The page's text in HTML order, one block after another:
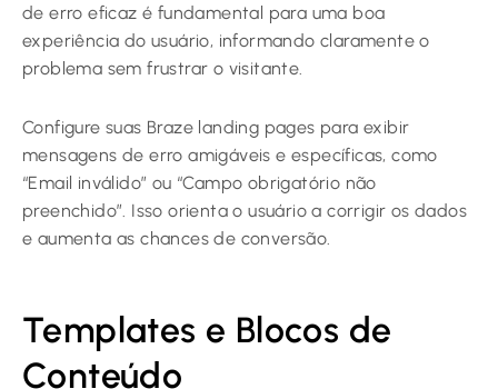
de erro eficaz é fundamental para uma boa
experiência do usuário, informando claramente o
problema sem frustrar o visitante.
Configure suas Braze landing pages para exibir
mensagens de erro amigáveis e específicas, como
“Email inválido” ou “Campo obrigatório não
preenchido”. Isso orienta o usuário a corrigir os dados
e aumenta as chances de conversão.
Templates e Blocos de
Conteúdo